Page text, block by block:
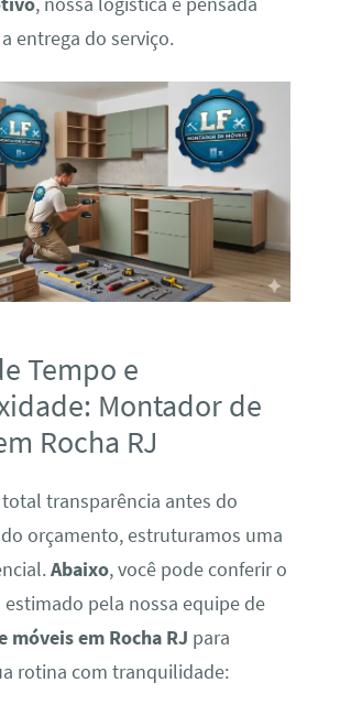
entrega do serviço.
Tempo e
Montador de
Rocha RJ
transparência antes do
orçamento, estruturamos uma
Abaixo, você pode conferir o
pela nossa equipe de
móveis em Rocha RJ para
rotina com tranquilidade: